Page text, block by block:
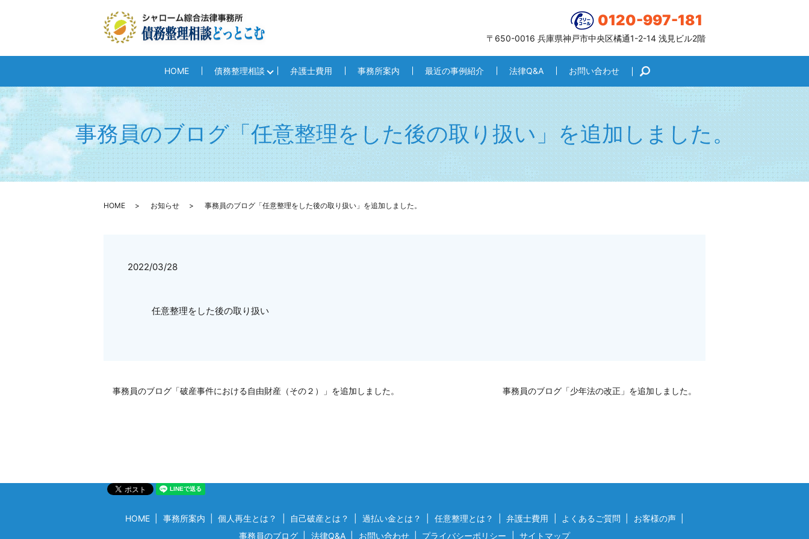
0120-997-181
〒650-0016 兵庫県神戸市中央区橘通1-2-14 浅見ビル2階
HOME 債務整理相談 弁護士費用 事務所案内 最近の事例紹介 法律Q&A お問い合わせ search
事務員のブログ「任意整理をした後の取り扱い」を追加しました。
HOME お知らせ 事務員のブログ「任意整理をした後の取り扱い」を追加しました。
2022/03/28
任意整理をした後の取り扱い
事務員のブログ「破産事件における自由財産（その２）」を追加しました。 事務員のブログ「少年法の改正」を追加しました。
HOME 事務所案内 個人再生とは？ 自己破産とは？ 過払い金とは？ 任意整理とは？ 弁護士費用 よくあるご質問
お客様の声
事務員のブログ
法律Q&A お問い合わせ プライバシーポリシー サイトマップ